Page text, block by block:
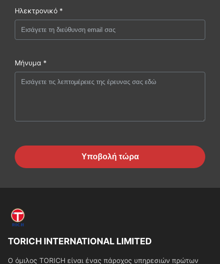
Ηλεκτρονικό *
Μήνυμα *
Υποβολή τώρα
TORICH INTERNATIONAL LIMITED
Ο όμιλος TORICH είναι ένας πάροχος υπηρεσιών πρώτων